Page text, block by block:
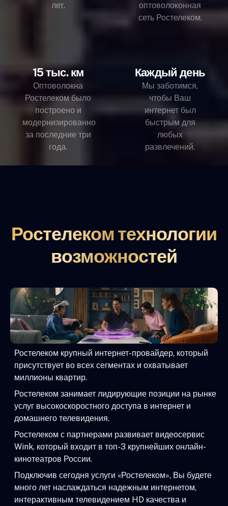
лет.
оптоволоконная
сеть Ростелеком.
15 тыс. км
Оптоволокна
Ростелеком было
построено и
модернизированно
за последние три
года.
Каждый день
Мы заботимся,
чтобы Ваш
интернет был
быстрым для
любых
развлечений.
Ростелеком технологии
возможностей
Ростелеком крупный интернет-провайдер, который
присутствует во всех сегментах и охватывает
миллионы квартир.
Ростелеком занимает лидирующие позиции на рынке
услуг высокоскоростного доступа в интернет и
домашнего телевидения.
Ростелеком с партнерами развивает видеосервис
Wink, который входит в топ-3 крупнейших онлайн-
кинотеатров России.
Подключив сегодня услуги «Ростелеком», Вы будете
много лет наслаждаться надежным интернетом,
интерактивным телевидением HD качества и